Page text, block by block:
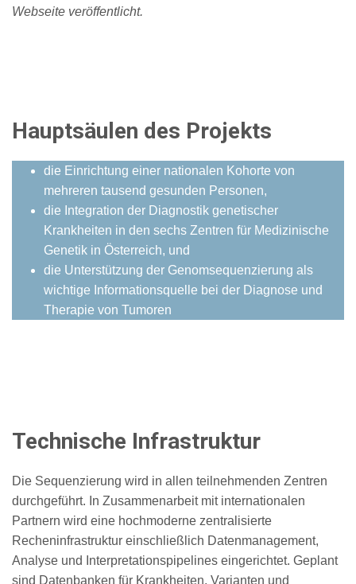
Webseite veröffentlicht.
Hauptsäulen des Projekts
die Einrichtung einer nationalen Kohorte von
mehreren tausend gesunden Personen,
die Integration der Diagnostik genetischer
Krankheiten in den sechs Zentren für Medizinische
Genetik in Österreich, und
die Unterstützung der Genomsequenzierung als
wichtige Informationsquelle bei der Diagnose und
Therapie von Tumoren
Technische Infrastruktur
Die Sequenzierung wird in allen teilnehmenden Zentren
durchgeführt. In Zusammenarbeit mit internationalen
Partnern wird eine hochmoderne zentralisierte
Recheninfrastruktur einschließlich Datenmanagement,
Analyse und Interpretationspipelines eingerichtet. Geplant
sind Datenbanken für Krankheiten, Varianten und